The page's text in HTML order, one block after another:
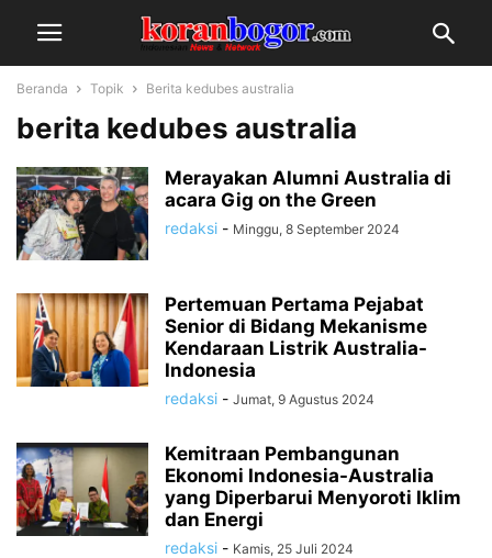
Beranda Topik Berita kedubes australia
berita kedubes australia
Merayakan Alumni Australia di
acara Gig on the Green
redaksi - Minggu, 8 September 2024
Pertemuan Pertama Pejabat
Senior di Bidang Mekanisme
Kendaraan Listrik Australia-
Indonesia
redaksi - Jumat, 9 Agustus 2024
Kemitraan Pembangunan
Ekonomi Indonesia-Australia
yang Diperbarui Menyoroti Iklim
dan Energi
redaksi - Kamis, 25 Juli 2024